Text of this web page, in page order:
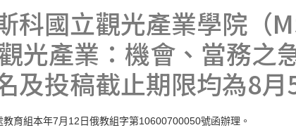
科國立觀光產業學院（
光產業：機會、當務之
及投稿截止期限均為8月
教育組本年7月12日俄教組字第10600700050號函辦理。